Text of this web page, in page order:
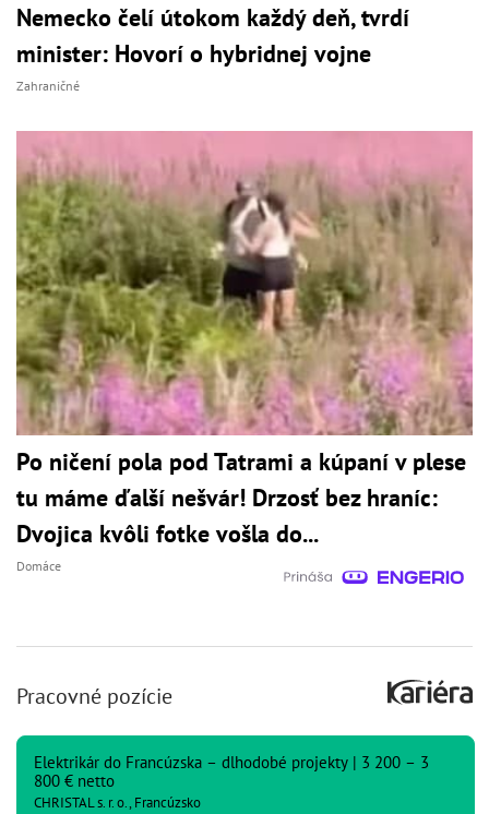
Nemecko čelí útokom každý deň, tvrdí
minister: Hovorí o hybridnej vojne
Zahraničné
Po ničení pola pod Tatrami a kúpaní v plese
tu máme ďalší nešvár! Drzosť bez hraníc:
Dvojica kvôli fotke vošla do...
Domáce
Pracovné pozície
Elektrikár do Francúzska – dlhodobé projekty | 3 200 – 3
800 € netto
CHRISTAL s. r. o., Francúzsko